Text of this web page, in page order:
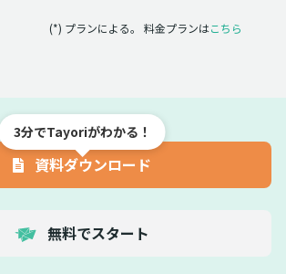
(*) プランによる。 料金プランはこちら
3分でTayoriがわかる！
資料ダウンロード
無料でスタート